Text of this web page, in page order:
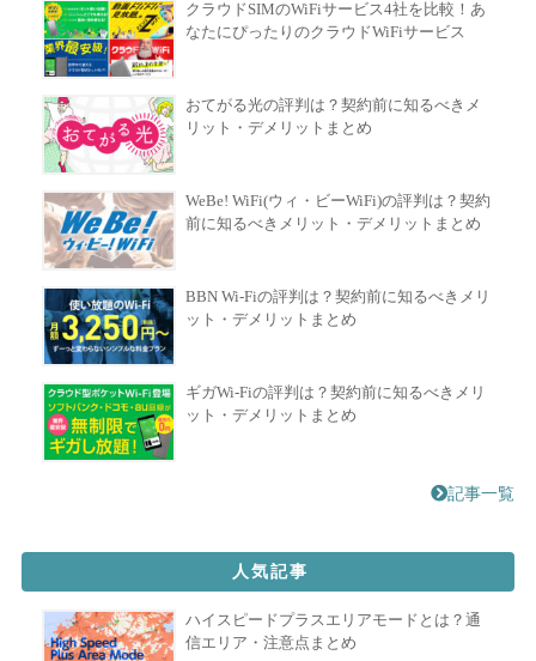
クラウドSIMのWiFiサービス4社を比較！あ
なたにぴったりのクラウドWiFiサービス
おてがる光の評判は？契約前に知るべきメ
リット・デメリットまとめ
WeBe! WiFi(ウィ・ビーWiFi)の評判は？契約
前に知るべきメリット・デメリットまとめ
BBN Wi-Fiの評判は？契約前に知るべきメリ
ット・デメリットまとめ
ギガWi-Fiの評判は？契約前に知るべきメリ
ット・デメリットまとめ
記事一覧
人気記事
ハイスピードプラスエリアモードとは？通
信エリア・注意点まとめ